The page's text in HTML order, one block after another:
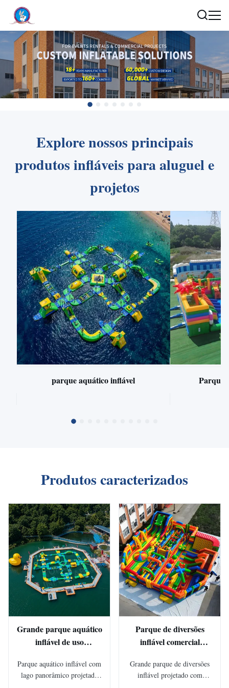
Explore nossos principais
produtos infláveis ​​para aluguel e
projetos
parque aquático inflável Parque
Produtos caracterizados
Grande parque aquático
inflável de uso
aquático flutuante para
lago Pontos cênicos
Parque aquático inflável com
lago panorâmico projetado
Parque de diversões
inflável comercial
Atividades Eventos de
festivais Operações de
Grande parque de diversões
inflável projetado com